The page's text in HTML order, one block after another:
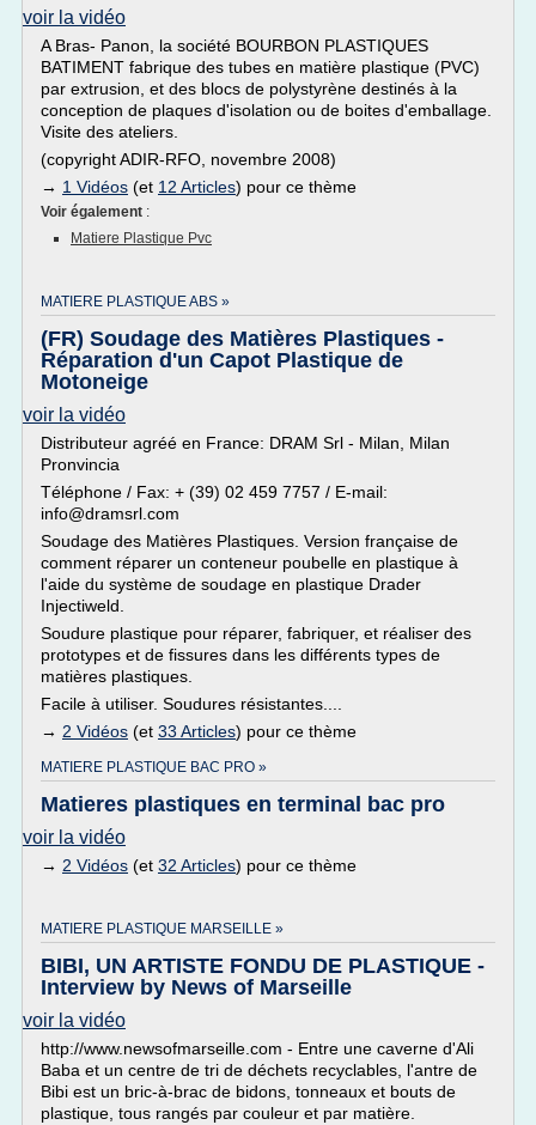
voir la vidéo
A Bras- Panon, la société BOURBON PLASTIQUES
BATIMENT fabrique des tubes en matière plastique (PVC)
par extrusion, et des blocs de polystyrène destinés à la
conception de plaques d'isolation ou de boites d'emballage.
Visite des ateliers.
(copyright ADIR-RFO, novembre 2008)
→ 1 Vidéos (et 12 Articles) pour ce thème
Voir également :
Matiere Plastique Pvc
MATIERE PLASTIQUE ABS »
(FR) Soudage des Matières Plastiques -
Réparation d'un Capot Plastique de
Motoneige
voir la vidéo
Distributeur agréé en France: DRAM Srl - Milan, Milan
Pronvincia
Téléphone / Fax: + (39) 02 459 7757 / E-mail:
info@dramsrl.com
Soudage des Matières Plastiques. Version française de
comment réparer un conteneur poubelle en plastique à
l'aide du système de soudage en plastique Drader
Injectiweld.
Soudure plastique pour réparer, fabriquer, et réaliser des
prototypes et de fissures dans les différents types de
matières plastiques.
Facile à utiliser. Soudures résistantes....
→ 2 Vidéos (et 33 Articles) pour ce thème
MATIERE PLASTIQUE BAC PRO »
Matieres plastiques en terminal bac pro
voir la vidéo
→ 2 Vidéos (et 32 Articles) pour ce thème
MATIERE PLASTIQUE MARSEILLE »
BIBI, UN ARTISTE FONDU DE PLASTIQUE -
Interview by News of Marseille
voir la vidéo
http://www.newsofmarseille.com - Entre une caverne d'Ali
Baba et un centre de tri de déchets recyclables, l'antre de
Bibi est un bric-à-brac de bidons, tonneaux et bouts de
plastique, tous rangés par couleur et par matière.